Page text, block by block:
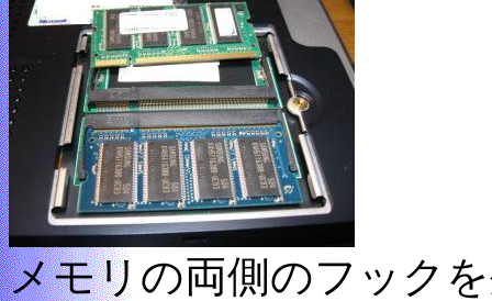
メモリの両側のフック